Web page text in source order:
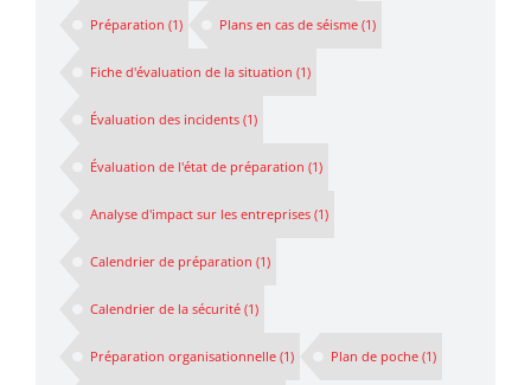
Préparation (1) Plans en cas de séisme (1)
Fiche d'évaluation de la situation (1)
Évaluation des incidents (1)
Évaluation de l'état de préparation (1)
Analyse d'impact sur les entreprises (1)
Calendrier de préparation (1)
Calendrier de la sécurité (1)
Préparation organisationnelle (1) Plan de poche (1)